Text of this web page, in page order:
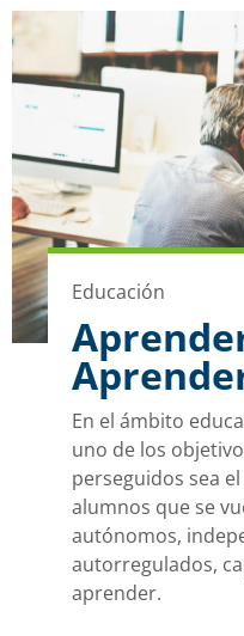
Educación
En el ámbito
uno de los
perseguidos sea
alumnos que se
autónomos,
autorregulados,
aprender.